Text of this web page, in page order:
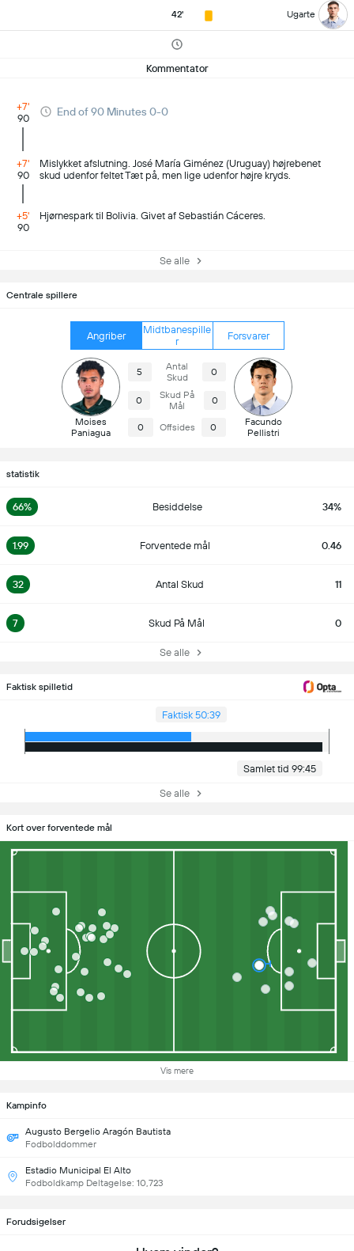
42' Ugarte
Kommentator
+7'
90
End of 90 Minutes 0-0
+7'
90
Mislykket afslutning. José María Giménez (Uruguay) højrebenet
skud udenfor feltet Tæt på, men lige udenfor højre kryds.
+5'
90
Hjørnespark til Bolivia. Givet af Sebastián Cáceres.
Se alle
Centrale spillere
Angriber
Midtbanespille
r
Forsvarer
Moises
Paniagua
5
Antal
Skud
0
0
Skud På
Mål
0
0 Offsides 0
Facundo
Pellistri
statistik
66% Besiddelse 34%
1.99 Forventede mål 0.46
32 Antal Skud 11
7 Skud På Mål 0
Se alle
Faktisk spilletid
Faktisk 50:39
Samlet tid 99:45
Se alle
Kort over forventede mål
Vis mere
Kampinfo
Augusto Bergelio Aragón Bautista
Fodbolddommer
Estadio Municipal El Alto
Fodboldkamp Deltagelse: 10,723
Forudsigelser